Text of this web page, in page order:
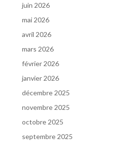
juin 2026
mai 2026
avril 2026
mars 2026
février 2026
janvier 2026
décembre 2025
novembre 2025
octobre 2025
septembre 2025